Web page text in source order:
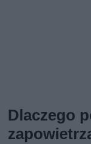
Dlaczego